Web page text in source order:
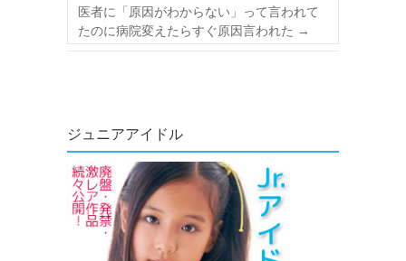
医者に「原因がわからない」って言われて
たのに病院変えたらすぐ原因言われた →
ジュニアアイドル